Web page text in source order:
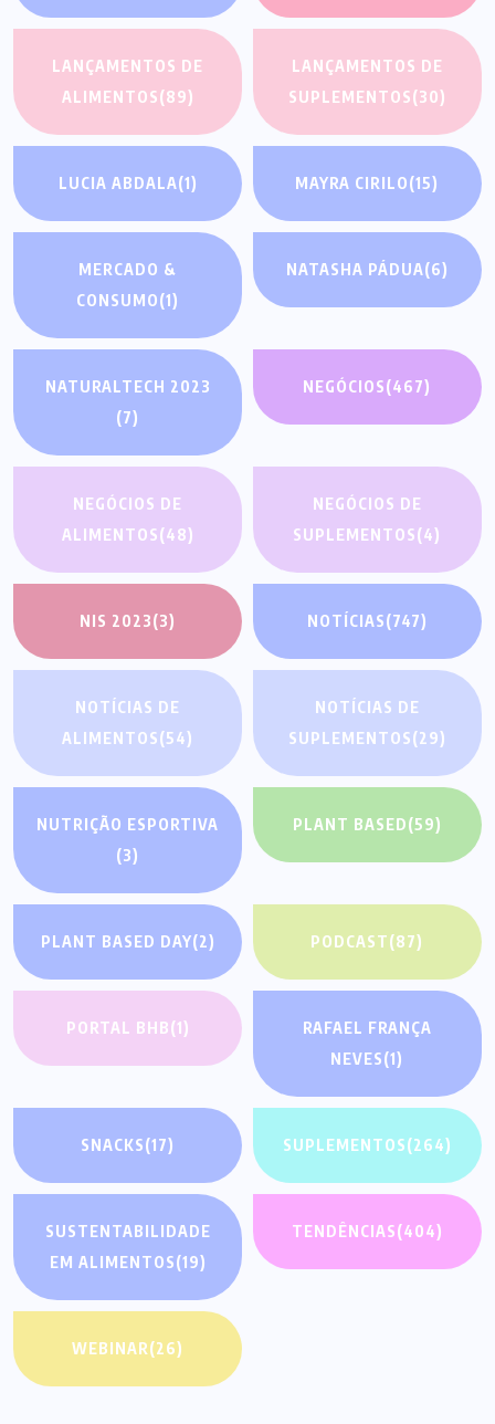
LANÇAMENTOS DE
ALIMENTOS(89)
LANÇAMENTOS DE
SUPLEMENTOS(30)
LUCIA ABDALA(1) MAYRA CIRILO(15)
MERCADO &
CONSUMO(1)
NATASHA PÁDUA(6)
NATURALTECH 2023
(7)
NEGÓCIOS(467)
NEGÓCIOS DE
ALIMENTOS(48)
NEGÓCIOS DE
SUPLEMENTOS(4)
NIS 2023(3) NOTÍCIAS(747)
NOTÍCIAS DE
ALIMENTOS(54)
NOTÍCIAS DE
SUPLEMENTOS(29)
NUTRIÇÃO ESPORTIVA
(3)
PLANT BASED(59)
PLANT BASED DAY(2) PODCAST(87)
PORTAL BHB(1)
RAFAEL FRANÇA
NEVES(1)
SNACKS(17) SUPLEMENTOS(264)
SUSTENTABILIDADE
EM ALIMENTOS(19)
TENDÊNCIAS(404)
WEBINAR(26)